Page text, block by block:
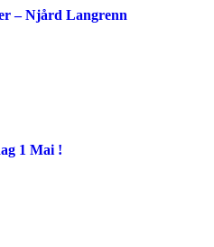
– Njård Langrenn
1 Mai !